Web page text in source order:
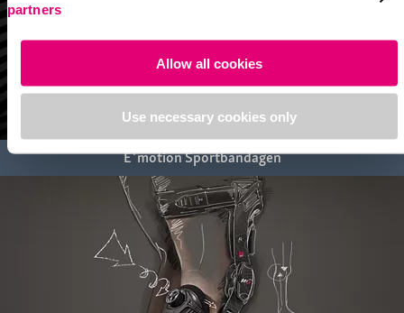
partners
Allow all cookies
Use necessary cookies only
E⁺motion Sportbandagen